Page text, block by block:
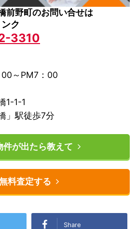
前野町のお問い合せは
ク
3310
～PM7：00
1-1-1
」駅徒歩7分
件が出たら教えて
料査定する
Share